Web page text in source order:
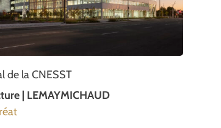
de la CNESST
| LEMAYMICHAUD